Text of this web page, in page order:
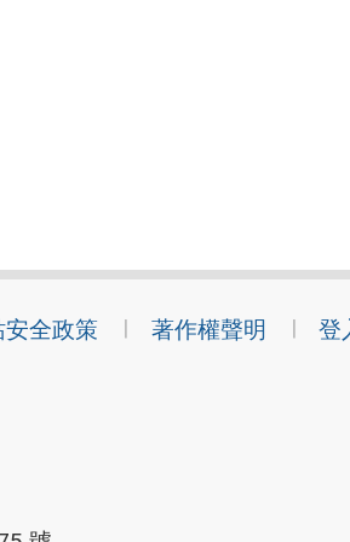
安全政策 著作權聲明 登